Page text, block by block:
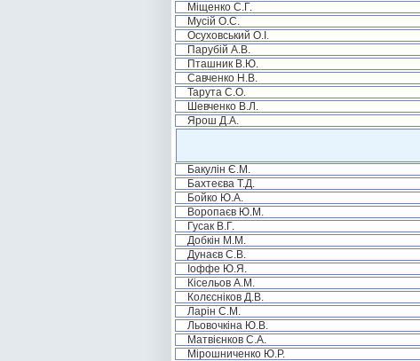
Міщенко С.Г.
Мусій О.С.
Осуховський О.І.
Парубій А.В.
Пташник В.Ю.
Савченко Н.В.
Тарута С.О.
Шевченко В.Л.
Ярош Д.А.
Бакулін Є.М.
Бахтеєва Т.Д.
Бойко Ю.А.
Воропаєв Ю.М.
Гусак В.Г.
Добкін М.М.
Дунаєв С.В.
Іоффе Ю.Я.
Кісельов А.М.
Колєсніков Д.В.
Ларін С.М.
Льовочкіна Ю.В.
Матвієнков С.А.
Мірошниченко Ю.Р.